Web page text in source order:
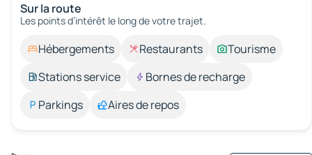
Sur la route
Les points d’intérêt le long de votre trajet.
Hébergements Restaurants
Tourisme
Stations service
Bornes de recharge
Parkings
Aires de repos